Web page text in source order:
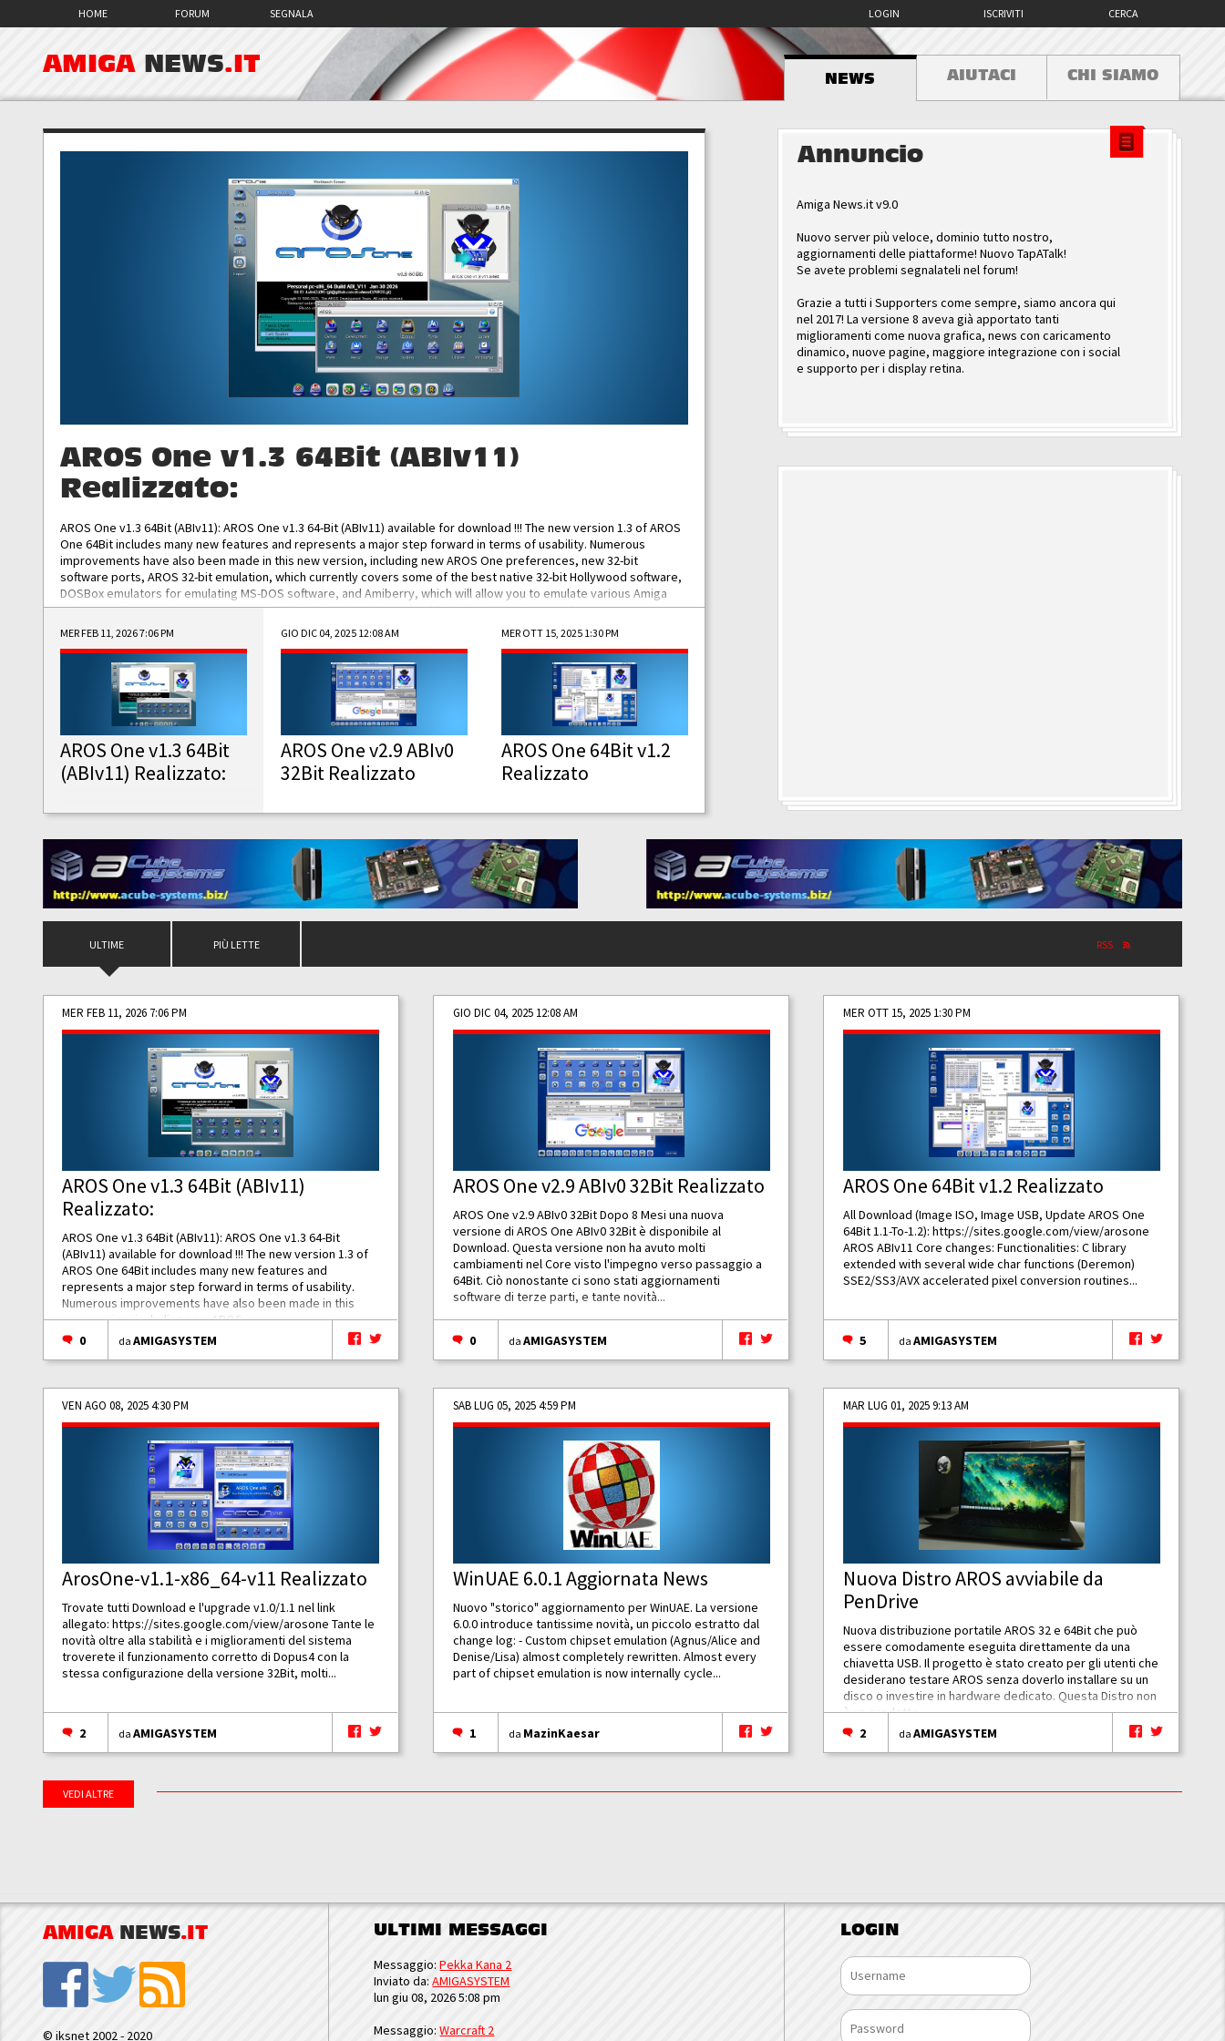
HOME FORUM SEGNALA CERCA
ISCRIVITI
LOGIN
AMIGA NEWS.IT
NEWS AIUTACI CHI SIAMO
AROS One v1.3 64Bit (ABIv11)
Realizzato:
AROS One v1.3 64Bit (ABIv11): AROS One v1.3 64-Bit (ABIv11) available for download !!! The new version 1.3 of AROS
One 64Bit includes many new features and represents a major step forward in terms of usability. Numerous
improvements have also been made in this new version, including new AROS One preferences, new 32-bit
software ports, AROS 32-bit emulation, which currently covers some of the best native 32-bit Hollywood software,
DOSBox emulators for emulating MS-DOS software, and Amiberry, which will allow you to emulate various Amiga
and AROS 68k models. AROS One v1.3 64-Bit-v11 ISO/IMG/: Download Functionalities: Improved...
MER FEB 11, 2026 7:06 PM
AROS One v1.3 64Bit
(ABIv11) Realizzato:
GIO DIC 04, 2025 12:08 AM
AROS One v2.9 ABIv0
32Bit Realizzato
MER OTT 15, 2025 1:30 PM
AROS One 64Bit v1.2
Realizzato
Annuncio
Amiga News.it v9.0
Nuovo server più veloce, dominio tutto nostro,
aggiornamenti delle piattaforme! Nuovo TapATalk!
Se avete problemi segnalateli nel forum!
Grazie a tutti i Supporters come sempre, siamo ancora qui
nel 2017! La versione 8 aveva già apportato tanti
miglioramenti come nuova grafica, news con caricamento
dinamico, nuove pagine, maggiore integrazione con i social
e supporto per i display retina.
ULTIME PIÙ LETTE RSS
MER FEB 11, 2026 7:06 PM
AROS One v1.3 64Bit (ABIv11)
Realizzato:
AROS One v1.3 64Bit (ABIv11): AROS One v1.3 64-Bit
(ABIv11) available for download !!! The new version 1.3 of
AROS One 64Bit includes many new features and
represents a major step forward in terms of usability.
Numerous improvements have also been made in this
new version, including new AROS...
0
daAMIGASYSTEM
GIO DIC 04, 2025 12:08 AM
AROS One v2.9 ABIv0 32Bit Realizzato
AROS One v2.9 ABIv0 32Bit Dopo 8 Mesi una nuova
versione di AROS One ABIv0 32Bit è disponibile al
Download. Questa versione non ha avuto molti
cambiamenti nel Core visto l'impegno verso passaggio a
64Bit. Ciò nonostante ci sono stati aggiornamenti
software di terze parti, e tante novità...
0 daAMIGASYSTEM
MER OTT 15, 2025 1:30 PM
AROS One 64Bit v1.2 Realizzato
All Download (Image ISO, Image USB, Update AROS One
64Bit 1.1-To-1.2): https://sites.google.com/view/arosone
AROS ABIv11 Core changes: Functionalities: C library
extended with several wide char functions (Deremon)
SSE2/SS3/AVX accelerated pixel conversion routines...
5 daAMIGASYSTEM
VEN AGO 08, 2025 4:30 PM
ArosOne-v1.1-x86_64-v11 Realizzato
Trovate tutti Download e l'upgrade v1.0/1.1 nel link
allegato:https://sites.google.com/view/arosone Tante le
novità oltre alla stabilità e i miglioramenti del sistema
troverete il funzionamento corretto di Dopus4 con la
stessa configurazione della versione 32Bit, molti...
2 daAMIGASYSTEM
SAB LUG 05, 2025 4:59 PM
WinUAE 6.0.1 Aggiornata News
Nuovo "storico" aggiornamento per WinUAE. La versione
6.0.0 introduce tantissime novità, un piccolo estratto dal
change log: - Custom chipset emulation (Agnus/Alice and
Denise/Lisa) almost completely rewritten. Almost every
part of chipset emulation is now internally cycle...
1 da MazinKaesar
MAR LUG 01, 2025 9:13 AM
Nuova Distro AROS avviabile da
PenDrive
Nuova distribuzione portatile AROS 32 e 64Bit che può
essere comodamente eseguita direttamente da una
chiavetta USB. Il progetto è stato creato per gli utenti che
desiderano testare AROS senza doverlo installare su un
disco o investire in hardware dedicato. Questa Distro non
è un prodotto...
2
daAMIGASYSTEM
VEDI ALTRE
AMIGA NEWS.IT
© iksnet 2002 - 2020
ULTIMI MESSAGGI
Messaggio:Pekka Kana 2
Inviato da:AMIGASYSTEM
lun giu 08, 2026 5:08 pm
Messaggio:Warcraft 2
LOGIN